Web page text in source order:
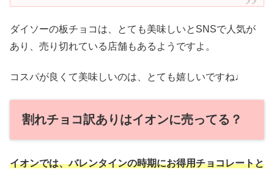
ダイソーの板チョコは、とても美味しいとSNSで人気が
あり、売り切れている店舗もあるようですよ。
コスパが良くて美味しいのは、とても嬉しいですね♩
割れチョコ訳ありはイオンに売ってる？
イオンでは、バレンタインの時期にお得用チョコレートと